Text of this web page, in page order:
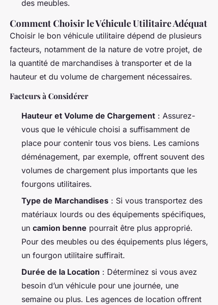
des meubles.
Comment Choisir le Véhicule Utilitaire Adéquat
Choisir le bon véhicule utilitaire dépend de plusieurs
facteurs, notamment de la nature de votre projet, de
la quantité de marchandises à transporter et de la
hauteur et du volume de chargement nécessaires.
Facteurs à Considérer
Hauteur et Volume de Chargement : Assurez-
vous que le véhicule choisi a suffisamment de
place pour contenir tous vos biens. Les camions
déménagement, par exemple, offrent souvent des
volumes de chargement plus importants que les
fourgons utilitaires.
Type de Marchandises : Si vous transportez des
matériaux lourds ou des équipements spécifiques,
un camion benne pourrait être plus approprié.
Pour des meubles ou des équipements plus légers,
un fourgon utilitaire suffirait.
Durée de la Location : Déterminez si vous avez
besoin d’un véhicule pour une journée, une
semaine ou plus. Les agences de location offrent